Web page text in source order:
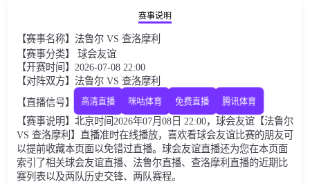
赛事说明
【赛事名称】法鲁尔 VS 查洛摩利
【赛事分类】 球会友谊
【开赛时间】2026-07-08 22:00
【对阵双方】法鲁尔 VS 查洛摩利
【直播信号】
高清直播 咪咕体育 免费直播 腾讯体育
【赛事说明】北京时间2026年07月08日 22:00，球会友谊【法鲁尔
VS 查洛摩利】直播准时在线播放，喜欢看球会友谊比赛的朋友可
以提前收藏本页面以免错过直播。球会友谊直播还为您在本页面
索引了相关球会友谊直播、法鲁尔直播、查洛摩利直播的近期比
赛列表以及两队历史交锋、两队赛程。